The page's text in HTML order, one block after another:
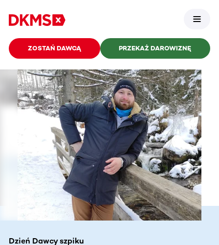
ZOSTAŃ DAWCĄ PRZEKAŻ DAROWIZNĘ
Dzień Dawcy szpiku